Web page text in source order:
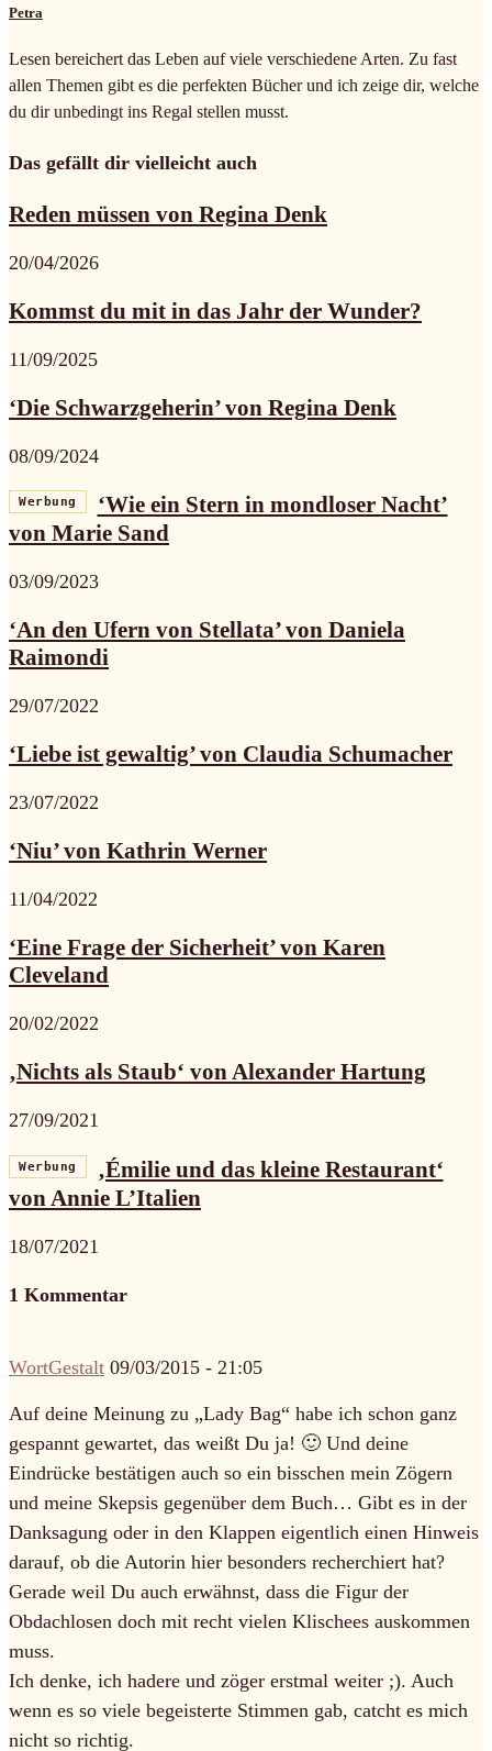
Petra
Lesen bereichert das Leben auf viele verschiedene Arten. Zu fast
allen Themen gibt es die perfekten Bücher und ich zeige dir, welche
du dir unbedingt ins Regal stellen musst.
Das gefällt dir vielleicht auch
Reden müssen von Regina Denk
20/04/2026
Kommst du mit in das Jahr der Wunder?
11/09/2025
‘Die Schwarzgeherin’ von Regina Denk
08/09/2024
Werbung
‘Wie ein Stern in mondloser Nacht’
von Marie Sand
03/09/2023
‘An den Ufern von Stellata’ von Daniela
Raimondi
29/07/2022
‘Liebe ist gewaltig’ von Claudia Schumacher
23/07/2022
‘Niu’ von Kathrin Werner
11/04/2022
‘Eine Frage der Sicherheit’ von Karen
Cleveland
20/02/2022
‚Nichts als Staub‘ von Alexander Hartung
27/09/2021
Werbung
‚Émilie und das kleine Restaurant‘
von Annie L’Italien
18/07/2021
1 Kommentar
WortGestalt 09/03/2015 - 21:05
Auf deine Meinung zu „Lady Bag“ habe ich schon ganz
gespannt gewartet, das weißt Du ja! 🙂 Und deine
Eindrücke bestätigen auch so ein bisschen mein Zögern
und meine Skepsis gegenüber dem Buch… Gibt es in der
Danksagung oder in den Klappen eigentlich einen Hinweis
darauf, ob die Autorin hier besonders recherchiert hat?
Gerade weil Du auch erwähnst, dass die Figur der
Obdachlosen doch mit recht vielen Klischees auskommen
muss.
Ich denke, ich hadere und zöger erstmal weiter ;). Auch
wenn es so viele begeisterte Stimmen gab, catcht es mich
nicht so richtig.